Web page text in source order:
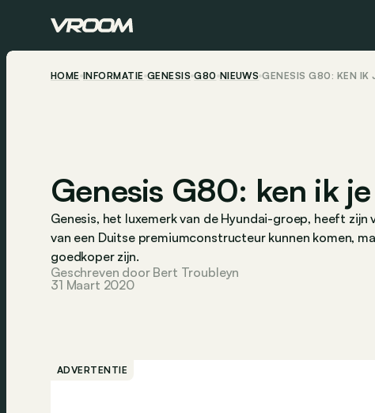
HOME INFORMATIE GENESIS G80 NIEUWS GENESIS G80: KEN IK
Genesis G80: ken ik
Genesis, het luxemerk van de Hyundai-groep, heeft
van een Duitse premiumconstructeur kunnen komen,
goedkoper zijn.
Geschreven door Bert Troubleyn
31 Maart 2020
ADVERTENTIE